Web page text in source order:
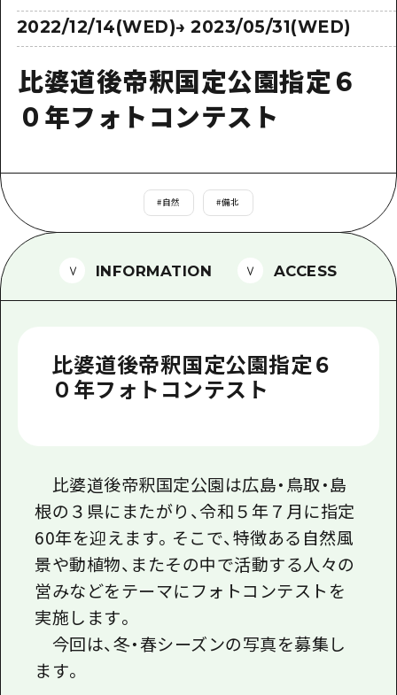
学び・体験
歴史・文化
癒し
宮島周辺
山口県東部
弾丸
半日
1泊2日
山口県東部
愛媛県
島根県
施設の混雑状況のお知らせ
手荷物預かり・配送サービス
広島おもてなしパス
観光案内所
広島県を訪れる外国人旅行者向け情報一
ボランティアガイド
ユニバーサルツーリズム
広島県の魅力を動画でご紹介！
フォトダウンロード
関連リンク
お問い合わせ
事業者・学校関係者の皆さま
2022/12/14(WED)→2023/05/31(WED)
比婆道後帝釈国定公園指定６
０年フォトコンテスト
#自然 #備北
INFORMATION ACCESS
比婆道後帝釈国定公園指定６
０年フォトコンテスト
比婆道後帝釈国定公園は広島・鳥取・島
根の３県にまたがり、令和５年７月に指定
60年を迎えます。そこで、特徴ある自然風
景や動植物、またその中で活動する人々の
営みなどをテーマにフォトコンテストを
実施します。
今回は、冬・春シーズンの写真を募集し
ます。